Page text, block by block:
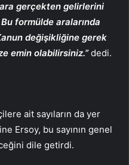
gerçekten gelirlerini
formülde aralarında
değişikliğine gerek
emin olabilirsiniz.”dedi.
ait sayıların da yer
Ersoy, bu sayının genel
dile getirdi.